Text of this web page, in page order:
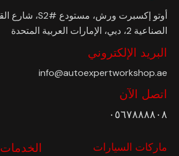
الصناعية 2، دبي، الإمارات العربية المتحدة
البريد الإلكتروني
info@autoexpertworkshop.ae
اتصل الآن
٠٥٦٧٨٨٨٨٠٨
ماركات السيارات الخدمات